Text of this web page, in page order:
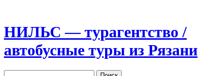
НИЛЬС — турагентство /
автобусные туры из Рязани